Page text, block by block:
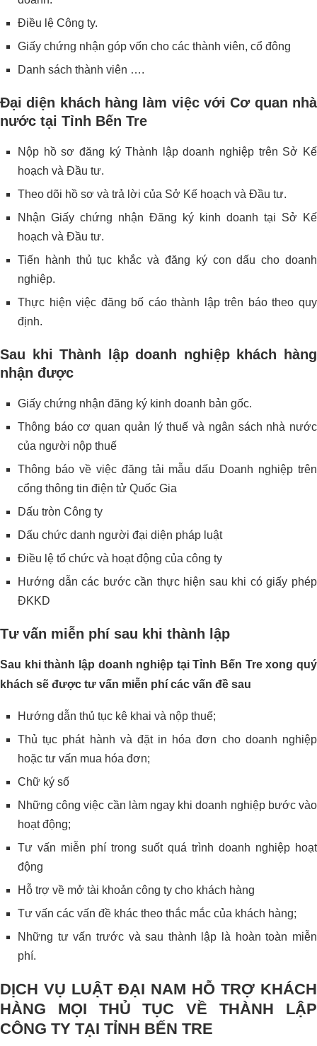
Điều lệ Công ty.
Giấy chứng nhận góp vốn cho các thành viên, cổ đông
Danh sách thành viên ….
Đại diện khách hàng làm việc với Cơ quan nhà
nước tại Tỉnh Bến Tre
Nộp hồ sơ đăng ký Thành lập doanh nghiệp trên Sở Kế
hoạch và Đầu tư.
Theo dõi hồ sơ và trả lời của Sở Kế hoạch và Đầu tư.
Nhận Giấy chứng nhận Đăng ký kinh doanh tại Sở Kế
hoạch và Đầu tư.
Tiến hành thủ tục khắc và đăng ký con dấu cho doanh
nghiệp.
Thực hiện việc đăng bố cáo thành lập trên báo theo quy
định.
Sau khi Thành lập doanh nghiệp khách hàng
nhận được
Giấy chứng nhận đăng ký kinh doanh bản gốc.
Thông báo cơ quan quản lý thuế và ngân sách nhà nước
của người nộp thuế
Thông báo về việc đăng tải mẫu dấu Doanh nghiệp trên
cổng thông tin điện tử Quốc Gia
Dấu tròn Công ty
Dấu chức danh người đại diện pháp luật
Điều lệ tổ chức và hoạt động của công ty
Hướng dẫn các bước cần thực hiện sau khi có giấy phép
ĐKKD
Tư vấn miễn phí sau khi thành lập
Sau khi thành lập doanh nghiệp tại Tỉnh Bến Tre xong quý
khách sẽ được tư vấn miễn phí các vấn đề sau
Hướng dẫn thủ tục kê khai và nộp thuế;
Thủ tục phát hành và đặt in hóa đơn cho doanh nghiệp
hoặc tư vấn mua hóa đơn;
Chữ ký số
Những công việc cần làm ngay khi doanh nghiệp bước vào
hoạt động;
Tư vấn miễn phí trong suốt quá trình doanh nghiệp hoạt
động
Hỗ trợ về mở tài khoản công ty cho khách hàng
Tư vấn các vấn đề khác theo thắc mắc của khách hàng;
Những tư vấn trước và sau thành lập là hoàn toàn miễn
phí.
DỊCH VỤ LUẬT ĐẠI NAM HỖ TRỢ KHÁCH
HÀNG MỌI THỦ TỤC VỀ THÀNH LẬP
CÔNG TY TẠI TỈNH BẾN TRE